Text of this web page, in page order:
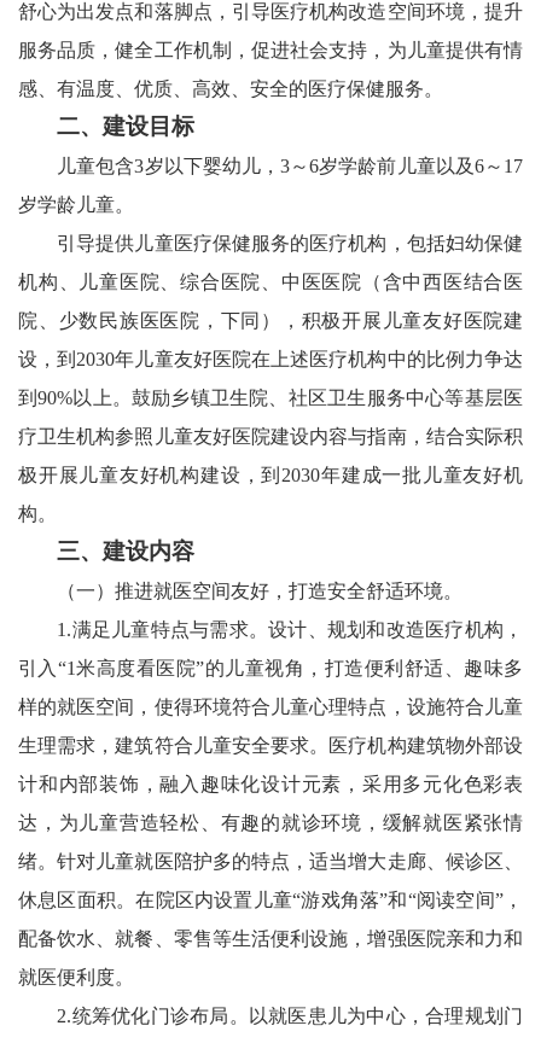
舒心为出发点和落脚点，引导医疗机构改造空间环境，提升
服务品质，健全工作机制，促进社会支持，为儿童提供有情
感、有温度、优质、高效、安全的医疗保健服务。
二、建设目标
儿童包含3岁以下婴幼儿，3～6岁学龄前儿童以及6～17
岁学龄儿童。
引导提供儿童医疗保健服务的医疗机构，包括妇幼保健
机构、儿童医院、综合医院、中医医院（含中西医结合医
院、少数民族医医院，下同），积极开展儿童友好医院建
设，到2030年儿童友好医院在上述医疗机构中的比例力争达
到90%以上。鼓励乡镇卫生院、社区卫生服务中心等基层医
疗卫生机构参照儿童友好医院建设内容与指南，结合实际积
极开展儿童友好机构建设，到2030年建成一批儿童友好机
构。
三、建设内容
（一）推进就医空间友好，打造安全舒适环境。
1.满足儿童特点与需求。设计、规划和改造医疗机构，
引入“1米高度看医院”的儿童视角，打造便利舒适、趣味多
样的就医空间，使得环境符合儿童心理特点，设施符合儿童
生理需求，建筑符合儿童安全要求。医疗机构建筑物外部设
计和内部装饰，融入趣味化设计元素，采用多元化色彩表
达，为儿童营造轻松、有趣的就诊环境，缓解就医紧张情
绪。针对儿童就医陪护多的特点，适当增大走廊、候诊区、
休息区面积。在院区内设置儿童“游戏角落”和“阅读空间”，
配备饮水、就餐、零售等生活便利设施，增强医院亲和力和
就医便利度。
2.统筹优化门诊布局。以就医患儿为中心，合理规划门